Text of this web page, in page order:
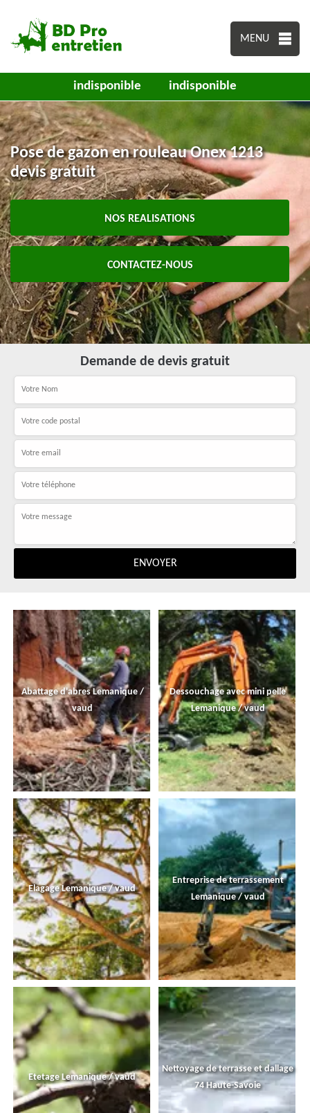
MENU
indisponible indisponible
Pose de gazon en rouleau Onex 1213
devis gratuit
NOS REALISATIONS
CONTACTEZ-NOUS
Demande de devis gratuit
Abattage d'abres Lemanique /
vaud
Dessouchage avec mini pelle
Lemanique / vaud
Elagage Lemanique / vaud
Entreprise de terrassement
Lemanique / vaud
Etetage Lemanique / vaud
Nettoyage de terrasse et dallage
74 Haute-Savoie